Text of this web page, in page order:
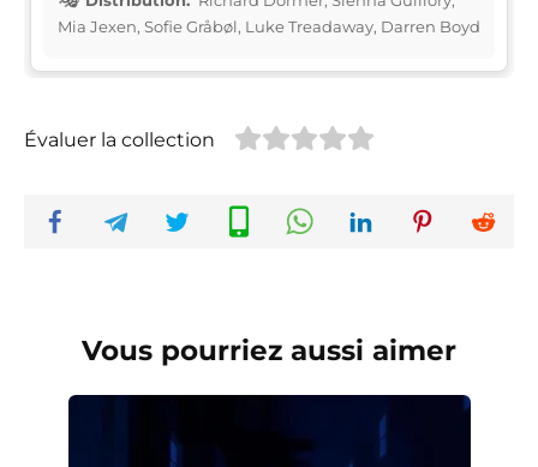
Mia Jexen, Sofie Gråbøl, Luke Treadaway, Darren Boyd
Évaluer la collection
Vous pourriez aussi aimer